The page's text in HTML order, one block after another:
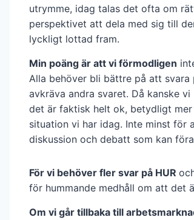
utrymme, idag talas det ofta om
perspektivet att dela med sig till
lyckligt lottad fram.
Min poäng är att vi förmodligen
Alla behöver bli bättre på att
avkräva andra svaret. Då kanske
det är faktisk helt ok, betydligt
situation vi har idag. Inte minst för
diskussion och debatt som kan
För vi behöver fler svar på HUR
för hummande medhåll om att det
Om vi går tillbaka till